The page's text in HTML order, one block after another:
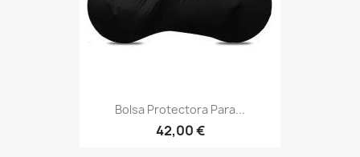
Bolsa Protectora Para...
42,00 €